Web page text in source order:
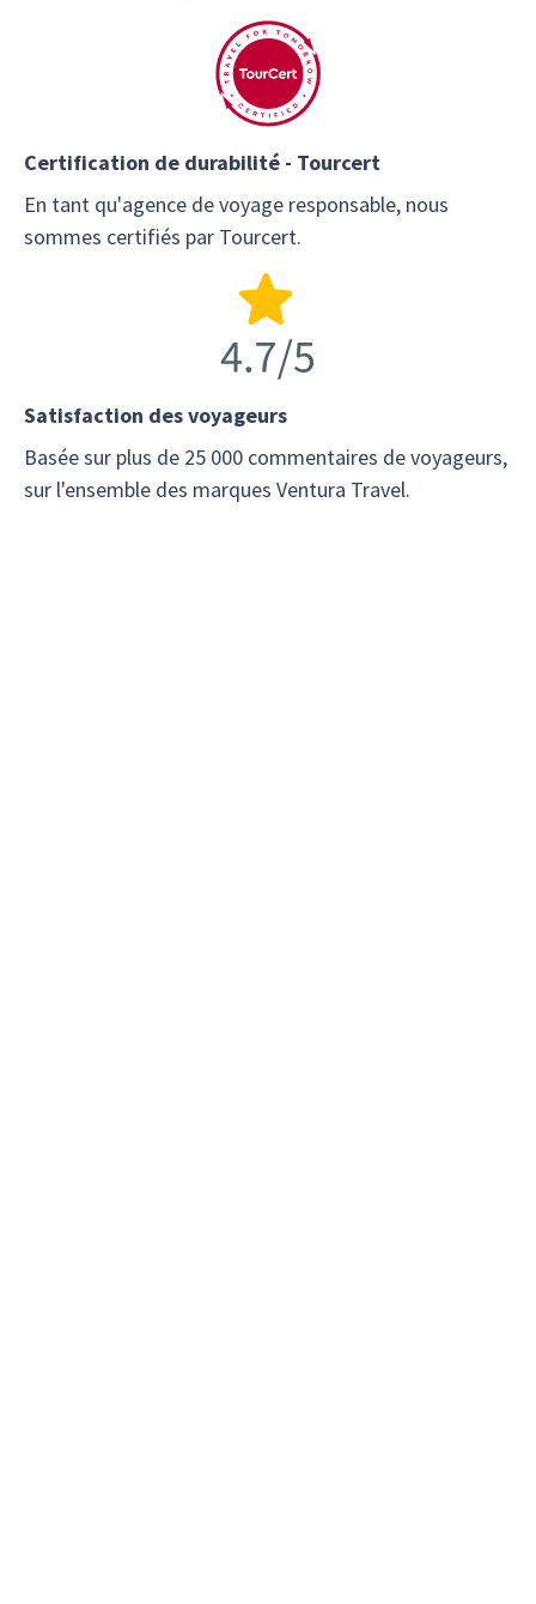
Certification de durabilité - Tourcert
En tant qu'agence de voyage responsable, nous
sommes certifiés par Tourcert.
Satisfaction des voyageurs
Basée sur plus de 25 000 commentaires de voyageurs,
sur l'ensemble des marques Ventura Travel.